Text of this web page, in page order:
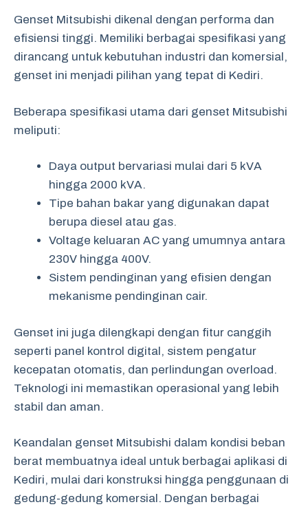
Genset Mitsubishi dikenal dengan performa dan
efisiensi tinggi. Memiliki berbagai spesifikasi yang
dirancang untuk kebutuhan industri dan komersial,
genset ini menjadi pilihan yang tepat di Kediri.
Beberapa spesifikasi utama dari genset Mitsubishi
meliputi:
Daya output bervariasi mulai dari 5 kVA
hingga 2000 kVA.
Tipe bahan bakar yang digunakan dapat
berupa diesel atau gas.
Voltage keluaran AC yang umumnya antara
230V hingga 400V.
Sistem pendinginan yang efisien dengan
mekanisme pendinginan cair.
Genset ini juga dilengkapi dengan fitur canggih
seperti panel kontrol digital, sistem pengatur
kecepatan otomatis, dan perlindungan overload.
Teknologi ini memastikan operasional yang lebih
stabil dan aman.
Keandalan genset Mitsubishi dalam kondisi beban
berat membuatnya ideal untuk berbagai aplikasi di
Kediri, mulai dari konstruksi hingga penggunaan di
gedung-gedung komersial. Dengan berbagai